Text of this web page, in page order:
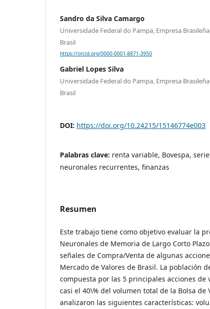
Sandro da Silva Camargo
Universidade Federal do Pampa, Empresa
Brasil
https://orcid.org/0000-0001-8871-3950
Gabriel Lopes Silva
Universidade Federal do Pampa, Empresa
Brasil
DOI: https://doi.org/10.24215/15146774e003
Palabras clave: renta variable, Bovespa,
neuronales recurrentes, finanzas
Resumen
Este trabajo tiene como objetivo evaluar la
Neuronales de Memoria de Largo Corto
señales de Compra/Venta de algunas
Mercado de Valores de Brasil. La población
compuesta por las 5 principales acciones
casi el 40\% del volumen total de la Bolsa de
analizaron las siguientes características: